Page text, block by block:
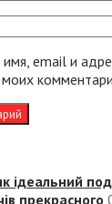
email и
ідеальний
прекрасного